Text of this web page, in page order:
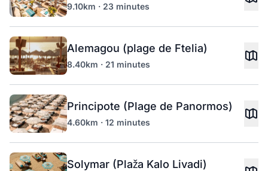
9.10km · 23 minutes
Alemagou (plage de Ftelia)
8.40km · 21 minutes
Principote (Plage de Panormos)
4.60km · 12 minutes
Solymar (Plaža Kalo Livadi)